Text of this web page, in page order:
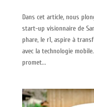
Dans cet article, nous
start-up visionnaire de
phare, le r1, aspire à
avec la technologie
promet...